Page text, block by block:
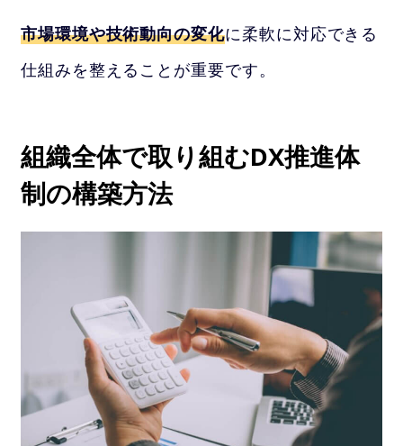
市場環境や技術動向の変化に柔軟に対応できる
仕組みを整えることが重要です。
組織全体で取り組むDX推進体
制の構築方法